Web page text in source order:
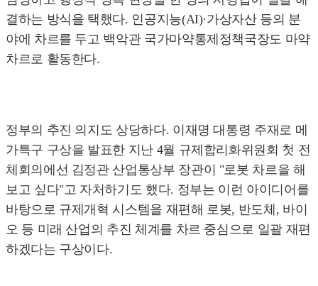
결하는 방식을 택했다. 인공지능(AI)·가상자산 등의 분
야에 차르를 두고 백악관 국가마약통제정책국장도 마약
차르로 활동한다.
정부의 추진 의지도 상당하다. 이재명 대통령 주재로 메
가특구 구상을 발표한 지난 4월 규제합리화위원회 첫 전
체회의에선 김정관 산업통상부 장관이 "로봇 차르을 해
보고 싶다"고 자처하기도 했다. 정부는 이런 아이디어를
바탕으로 규제개혁 시스템을 재편해 로봇, 반도체, 바이
오 등 미래 산업의 추진 체계를 차르 중심으로 일괄 재편
하겠다는 구상이다.